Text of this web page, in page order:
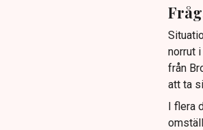
norrut
från
att ta
I flera